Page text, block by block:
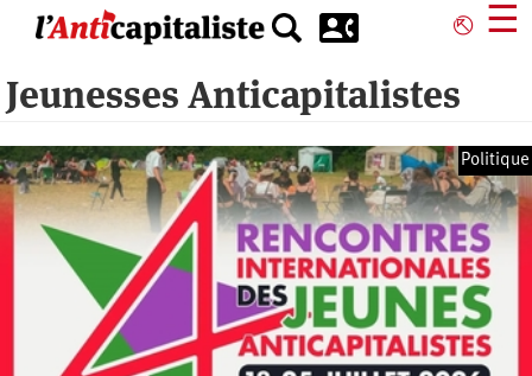
principal
⎋ ☰
Jeunesses Anticapitalistes
Politique